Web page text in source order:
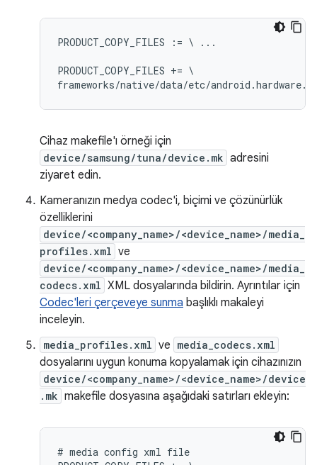
PRODUCT_COPY_FILES := \ ...
PRODUCT_COPY_FILES += \
Cihaz makefile'ı örneği için
device/samsung/tuna/device.mk adresini
ziyaret edin.
Kameranızın medya codec'i, biçimi ve çözünürlük
özelliklerini
device/<company_name>/<device_name>/media_
profiles.xml ve
device/<company_name>/<device_name>/media_
codecs.xml XML dosyalarında bildirin. Ayrıntılar için
Codec'leri çerçeveye sunma başlıklı makaleyi
inceleyin.
media_profiles.xml ve media_codecs.xml
dosyalarını uygun konuma kopyalamak için cihazınızın
device/<company_name>/<device_name>/device
.mk makefile dosyasına aşağıdaki satırları ekleyin:
# media config xml file